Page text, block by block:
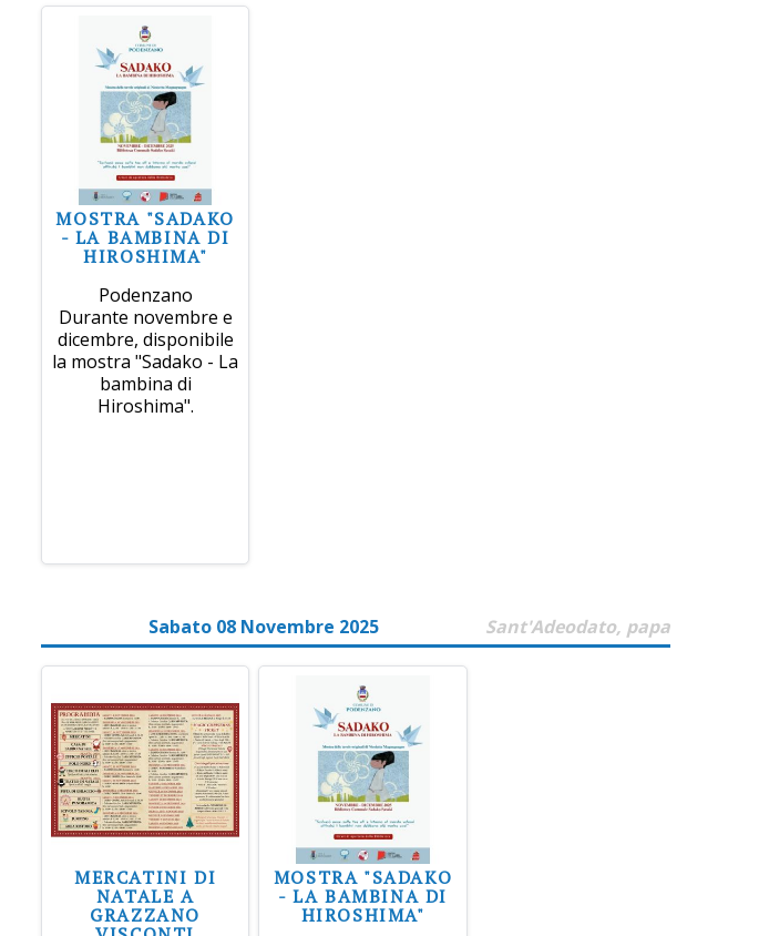
MOSTRA "SADAKO
- LA BAMBINA DI
HIROSHIMA"
Podenzano
Durante novembre e
dicembre, disponibile
la mostra "Sadako - La
bambina di
Hiroshima".
Sabato 08 Novembre 2025 Sant'Adeodato, papa
MERCATINI DI
NATALE A
GRAZZANO
MOSTRA "SADAKO
- LA BAMBINA DI
HIROSHIMA"